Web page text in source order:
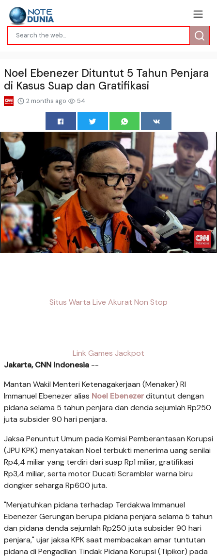
Noel Ebenezer Dituntut 5 Tahun Penjara
di Kasus Suap dan Gratifikasi
2 months ago 54
Situs Warta Live Akurat Non Stop
Link Games Jackpot
Jakarta, CNN Indonesia --
Mantan Wakil Menteri Ketenagakerjaan (Menaker) RI
Immanuel Ebenezer alias Noel Ebenezerdituntut dengan
pidana selama 5 tahun penjara dan denda sejumlah Rp250
juta subsider 90 hari penjara.
Jaksa Penuntut Umum pada Komisi Pemberantasan Korupsi
(JPU KPK) menyatakan Noel terbukti menerima uang senilai
Rp4,4 miliar yang terdiri dari suap Rp1 miliar, gratifikasi
Rp3,4 miliar, serta motor Ducati Scrambler warna biru
dongker seharga Rp600 juta.
"Menjatuhkan pidana terhadap Terdakwa Immanuel
Ebenezer Gerungan berupa pidana penjara selama 5 tahun
dan pidana denda sejumlah Rp250 juta subsider 90 hari
penjara," ujar jaksa KPK saat membacakan amar tuntutan
pidana di Pengadilan Tindak Pidana Korupsi (Tipikor) pada